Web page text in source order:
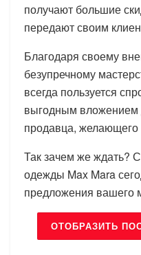
получают большие
передают своим
Благодаря своему
безупречному
всегда пользуется
выгодным вложением
продавца,
Так зачем же ждать?
одежды Max Mara
предложения вашего
ОТОБРАЗИТЬ